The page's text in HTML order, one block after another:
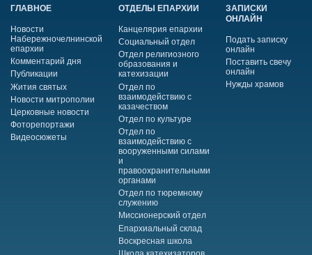
ГЛАВНОЕ
Новости
Набережночелнинской
епархии
Комментарий дня
Публикации
Жития святых
Новости митрополии
Церковные новости
Фоторепортажи
Видеосюжеты
ОТДЕЛЫ ЕПАРХИИ
Канцелярия епархии
Социальный отдел
Отдел религиозного
образования и
катехизации
Отдел по
взаимодействию с
казачеством
Отдел по культуре
Отдел по
взаимодействию с
вооруженными силами
и
правоохранительными
органами
Отдел по тюремному
служению
Миссионерский отдел
Епархиальный склад
Воскресная школа
ЗАПИСКИ
ОНЛАЙН
Подать записку
онлайн
Поставить свечу
онлайн
Нужды храмов